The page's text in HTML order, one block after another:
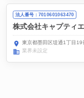
法人番号：7010601063470
株式会社キャプティ
東京都墨田区堤通1丁目19
業界未設定